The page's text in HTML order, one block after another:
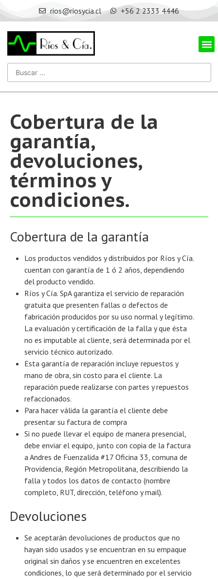
rios@riosycia.cl +56 2 2333 4446
Cobertura de la
garantía,
devoluciones,
términos y
condiciones.
Cobertura de la garantía
Los productos vendidos y distribuidos por Ríos y Cía.
cuentan con garantía de 1 ó 2 años, dependiendo
del producto vendido.
Ríos y Cía. SpA garantiza el servicio de reparación
gratuita que presenten fallas o defectos de
fabricación producidos por su uso normal y legítimo.
La evaluación y certificación de la falla y que ésta
no es imputable al cliente, será determinada por el
servicio técnico autorizado.
Esta garantía de reparación incluye repuestos y
mano de obra, sin costo para el cliente. La
reparación puede realizarse con partes y repuestos
refaccionados.
Para hacer válida la garantía el cliente debe
presentar su factura de compra
Si no puede llevar el equipo de manera presencial,
debe enviar el equipo, junto con copia de la factura
a Andres de Fuenzalida #17 Oficina 33, comuna de
Providencia, Región Metropolitana, describiendo la
falla y todos los datos de contacto (nombre
completo, RUT, dirección, teléfono y mail).
Devoluciones
Se aceptarán devoluciones de productos que no
hayan sido usados y se encuentran en su empaque
original sin daños y se encuentren en excelentes
condiciones, lo que será determinado por el servicio